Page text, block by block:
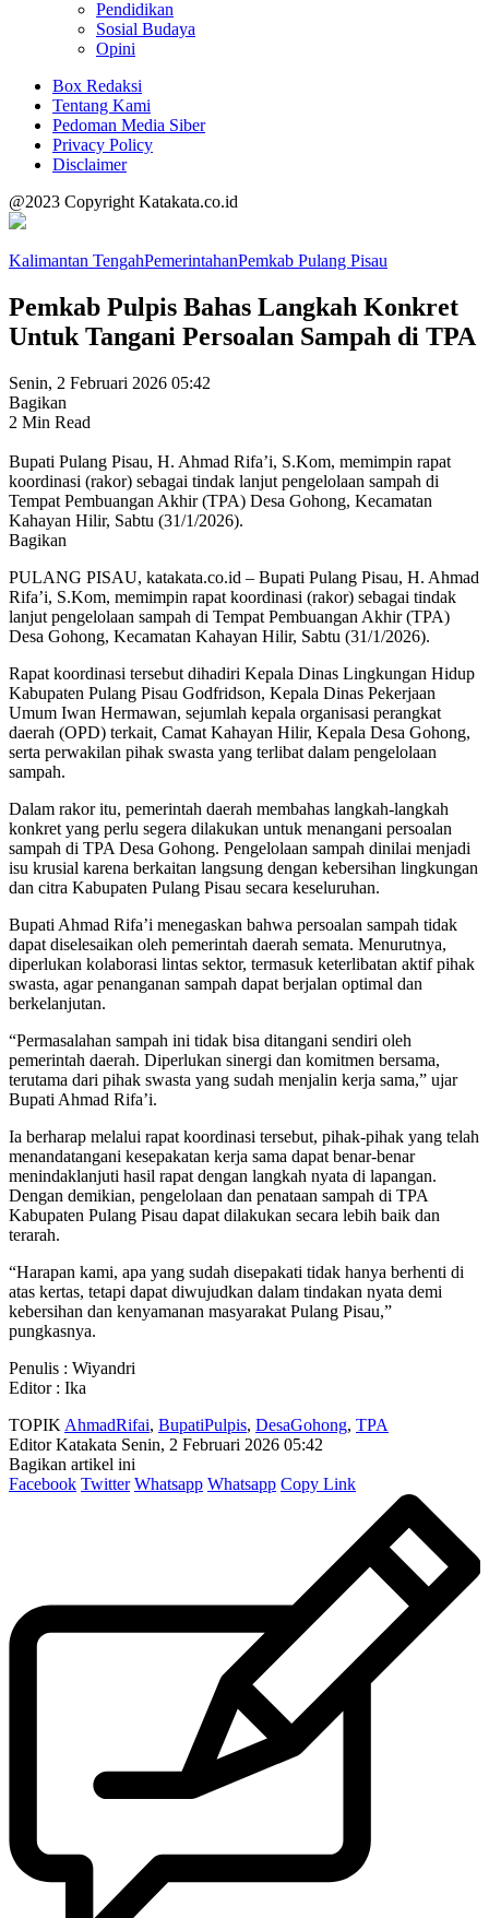
Pendidikan
Sosial Budaya
Opini
Box Redaksi
Tentang Kami
Pedoman Media Siber
Privacy Policy
Disclaimer
@2023 Copyright Katakata.co.id
Kalimantan TengahPemerintahanPemkab Pulang Pisau
Pemkab Pulpis Bahas Langkah Konkret
Untuk Tangani Persoalan Sampah di TPA
Senin, 2 Februari 2026 05:42
Bagikan
2 Min Read
Bupati Pulang Pisau, H. Ahmad Rifa’i, S.Kom, memimpin rapat
koordinasi (rakor) sebagai tindak lanjut pengelolaan sampah di
Tempat Pembuangan Akhir (TPA) Desa Gohong, Kecamatan
Kahayan Hilir, Sabtu (31/1/2026).
Bagikan
PULANG PISAU, katakata.co.id – Bupati Pulang Pisau, H. Ahmad
Rifa’i, S.Kom, memimpin rapat koordinasi (rakor) sebagai tindak
lanjut pengelolaan sampah di Tempat Pembuangan Akhir (TPA)
Desa Gohong, Kecamatan Kahayan Hilir, Sabtu (31/1/2026).
Rapat koordinasi tersebut dihadiri Kepala Dinas Lingkungan Hidup
Kabupaten Pulang Pisau Godfridson, Kepala Dinas Pekerjaan
Umum Iwan Hermawan, sejumlah kepala organisasi perangkat
daerah (OPD) terkait, Camat Kahayan Hilir, Kepala Desa Gohong,
serta perwakilan pihak swasta yang terlibat dalam pengelolaan
sampah.
Dalam rakor itu, pemerintah daerah membahas langkah-langkah
konkret yang perlu segera dilakukan untuk menangani persoalan
sampah di TPA Desa Gohong. Pengelolaan sampah dinilai menjadi
isu krusial karena berkaitan langsung dengan kebersihan lingkungan
dan citra Kabupaten Pulang Pisau secara keseluruhan.
Bupati Ahmad Rifa’i menegaskan bahwa persoalan sampah tidak
dapat diselesaikan oleh pemerintah daerah semata. Menurutnya,
diperlukan kolaborasi lintas sektor, termasuk keterlibatan aktif pihak
swasta, agar penanganan sampah dapat berjalan optimal dan
berkelanjutan.
“Permasalahan sampah ini tidak bisa ditangani sendiri oleh
pemerintah daerah. Diperlukan sinergi dan komitmen bersama,
terutama dari pihak swasta yang sudah menjalin kerja sama,” ujar
Bupati Ahmad Rifa’i.
Ia berharap melalui rapat koordinasi tersebut, pihak-pihak yang telah
menandatangani kesepakatan kerja sama dapat benar-benar
menindaklanjuti hasil rapat dengan langkah nyata di lapangan.
Dengan demikian, pengelolaan dan penataan sampah di TPA
Kabupaten Pulang Pisau dapat dilakukan secara lebih baik dan
terarah.
“Harapan kami, apa yang sudah disepakati tidak hanya berhenti di
atas kertas, tetapi dapat diwujudkan dalam tindakan nyata demi
kebersihan dan kenyamanan masyarakat Pulang Pisau,”
pungkasnya.
Penulis : Wiyandri
Editor : Ika
TOPIK AhmadRifai, BupatiPulpis, DesaGohong, TPA
Editor Katakata Senin, 2 Februari 2026 05:42
Bagikan artikel ini
Facebook Twitter Whatsapp Whatsapp Copy Link